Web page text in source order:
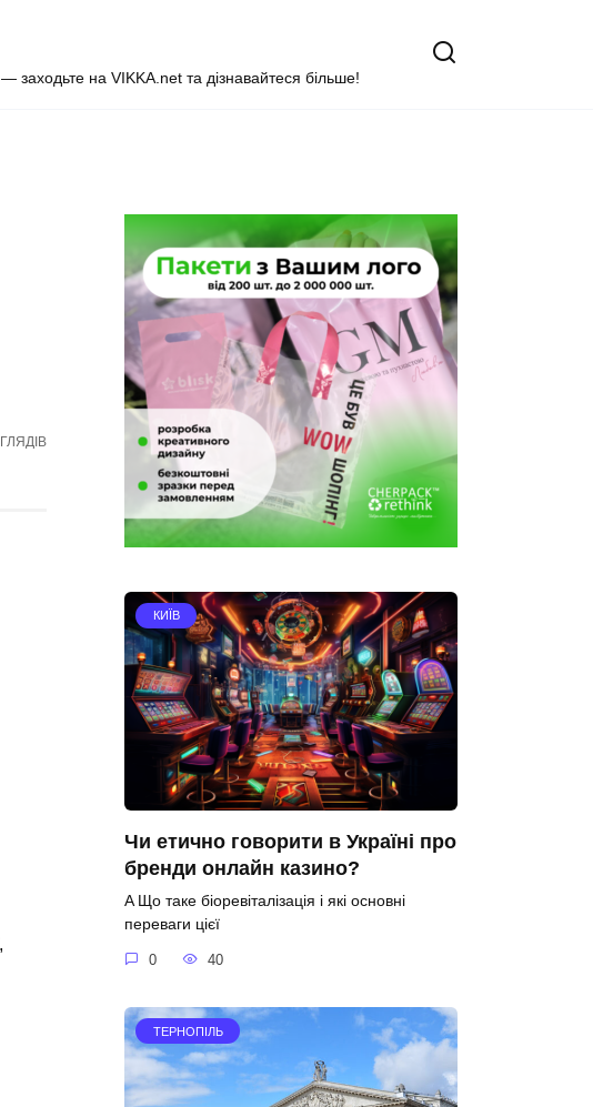
— заходьте на VIKKA.net та дізнавайтеся більше!
КИЇВ
Чи етично говорити в Україні про
бренди онлайн казино?
A Що таке біоревіталізація і які основні
переваги цієї
0 40
ТЕРНОПІЛЬ